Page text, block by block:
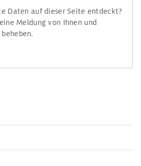
Daten auf dieser Seite entdeckt?
Meldung von Ihnen und